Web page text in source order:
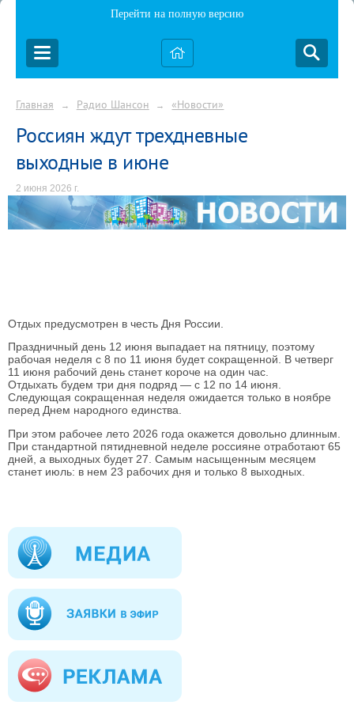
Перейти на полную версию
Главная → Радио Шансон → «Новости»
Россиян ждут трехдневные
выходные в июне
2 июня 2026 г.
Отдых предусмотрен в честь Дня России.
Праздничный день 12 июня выпадает на пятницу, поэтому
рабочая неделя с 8 по 11 июня будет сокращенной. В четверг
11 июня рабочий день станет короче на один час.
Отдыхать будем три дня подряд — с 12 по 14 июня.
Следующая сокращенная неделя ожидается только в ноябре
перед Днем народного единства.
При этом рабочее лето 2026 года окажется довольно длинным.
При стандартной пятидневной неделе россияне отработают 65
дней, а выходных будет 27. Самым насыщенным месяцем
станет июль: в нем 23 рабочих дня и только 8 выходных.